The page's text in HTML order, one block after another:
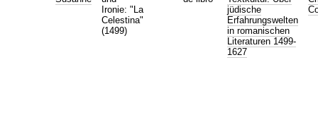
Ironie: "La
Celestina"
(1499)
jüdische
Erfahrungswelten
in romanischen
Literaturen 1499-
1627